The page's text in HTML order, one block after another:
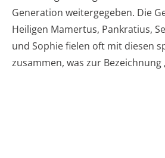
Generation weitergegeben. Die
Heiligen Mamertus, Pankratius,
und Sophie fielen oft mit diesen
zusammen, was zur Bezeichnung